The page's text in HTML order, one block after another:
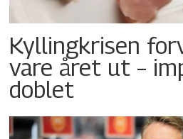
Kyllingkrisen
vare året ut –
doblet